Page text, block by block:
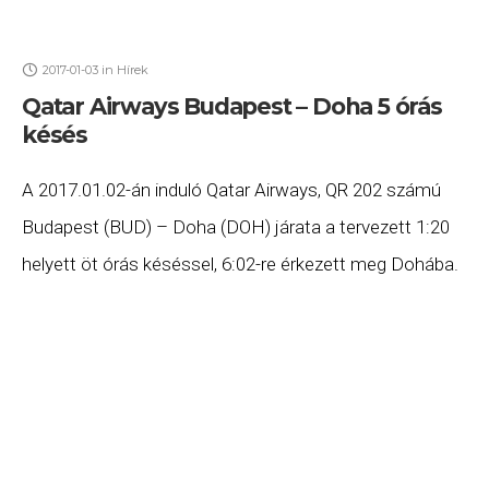
2017-01-03 in Hírek
Qatar Airways Budapest – Doha 5 órás
késés
A 2017.01.02-án induló Qatar Airways, QR 202 számú
Budapest (BUD) – Doha (DOH) járata a tervezett 1:20
helyett öt órás késéssel, 6:02-re érkezett meg Dohába.